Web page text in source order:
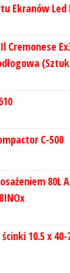
Ekranów Led
Cremonese
C-500
80L
10.5 x